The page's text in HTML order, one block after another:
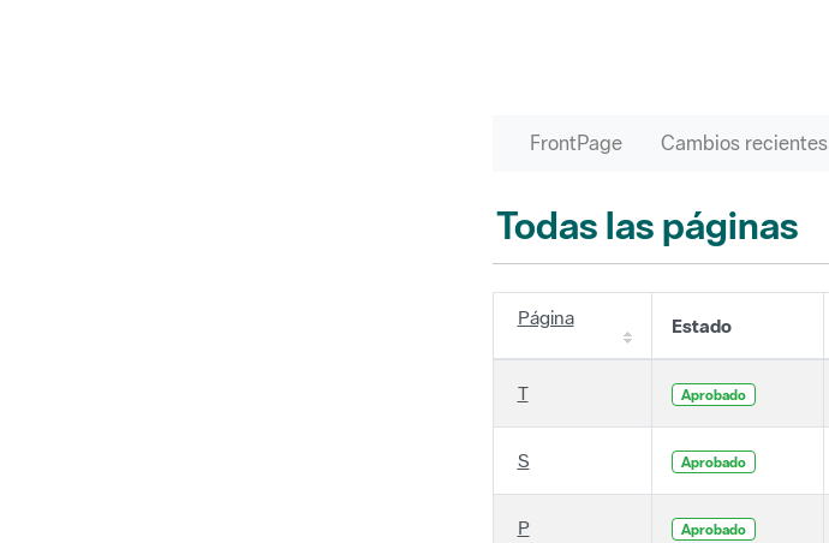
FrontPage Cambios recientes
Todas las páginas
Página Estado
T Aprobado
S Aprobado
P Aprobado